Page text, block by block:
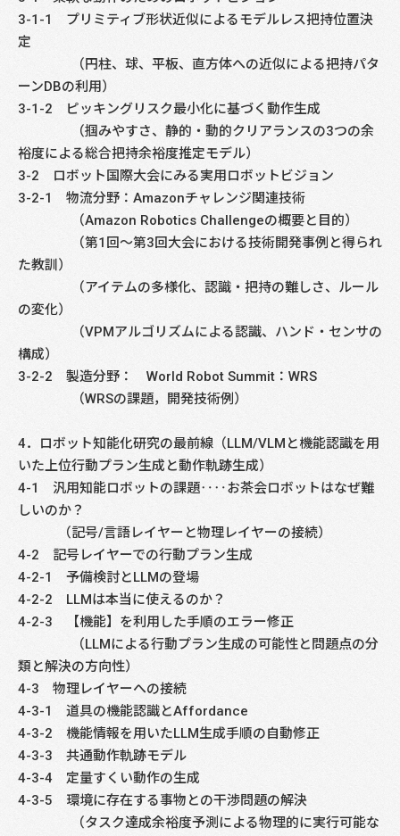
3-1-1 プリミティブ形状近似によるモデルレス把持位置決
定
（円柱、球、平板、直方体への近似による把持パタ
ーンDBの利用）
3-1-2 ピッキングリスク最小化に基づく動作生成
（掴みやすさ、静的・動的クリアランスの3つの余
裕度による総合把持余裕度推定モデル）
3-2 ロボット国際大会にみる実用ロボットビジョン
3-2-1 物流分野：Amazonチャレンジ関連技術
（Amazon Robotics Challengeの概要と目的）
（第1回～第3回大会における技術開発事例と得られ
た教訓）
（アイテムの多様化、認識・把持の難しさ、ルール
の変化）
（VPMアルゴリズムによる認識、ハンド・センサの
構成）
3-2-2 製造分野： World Robot Summit：WRS
（WRSの課題，開発技術例）
4．ロボット知能化研究の最前線（LLM/VLMと機能認識を用
いた上位行動プラン生成と動作軌跡生成）
4-1 汎用知能ロボットの課題‥‥お茶会ロボットはなぜ難
しいのか？
（記号/言語レイヤーと物理レイヤーの接続）
4-2 記号レイヤーでの行動プラン生成
4-2-1 予備検討とLLMの登場
4-2-2 LLMは本当に使えるのか？
4-2-3 【機能】を利用した手順のエラー修正
（LLMによる行動プラン生成の可能性と問題点の分
類と解決の方向性）
4-3 物理レイヤーへの接続
4-3-1 道具の機能認識とAffordance
4-3-2 機能情報を用いたLLM生成手順の自動修正
4-3-3 共通動作軌跡モデル
4-3-4 定量すくい動作の生成
4-3-5 環境に存在する事物との干渉問題の解決
（タスク達成余裕度予測による物理的に実行可能な